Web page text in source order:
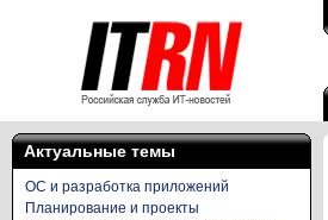
Актуальные темы
ОС и разработка приложений
Планирование и проекты